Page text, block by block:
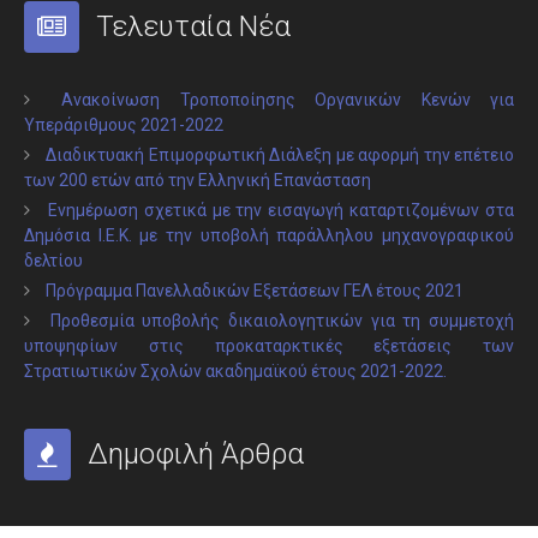
Τελευταία Νέα
Ανακοίνωση Τροποποίησης Οργανικών Κενών για
Υπεράριθμους 2021-2022
Διαδικτυακή Επιμορφωτική Διάλεξη με αφορμή την επέτειο
των 200 ετών από την Ελληνική Επανάσταση
Ενημέρωση σχετικά με την εισαγωγή καταρτιζομένων στα
Δημόσια Ι.Ε.Κ. με την υποβολή παράλληλου μηχανογραφικού
δελτίου
Πρόγραμμα Πανελλαδικών Εξετάσεων ΓΕΛ έτους 2021
Προθεσμία υποβολής δικαιολογητικών για τη συμμετοχή
υποψηφίων στις προκαταρκτικές εξετάσεις των
Στρατιωτικών Σχολών ακαδημαϊκού έτους 2021-2022.
Δημοφιλή Άρθρα